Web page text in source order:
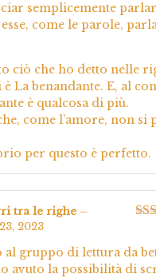
semplicemente
come le parole,
ciò che ho detto nelle
La benandante. E, al
è qualcosa di più.
come l’amore, non si
per questo è perfetto.
tra le righe –
2023
al gruppo di lettura da
avuto la possibilità di